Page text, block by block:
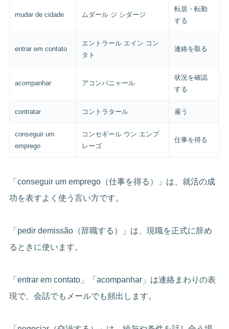
mudar de cidade ムダール ジ シダージ
転居・転勤
する
entrar em contato
エントラール エイン コン
タト
連絡を取る
acompanhar アコンパニャール
状況を確認
する
contratar コントラタール 雇う
conseguir um
emprego
コンセギール ウン エンプ
レーゴ
仕事を得る
「conseguir um emprego（仕事を得る）」は、就活の成
功を表すよく使う言い方です。
「pedir demissão（辞職する）」は、現職を正式に辞め
るときに使います。
「entrar em contato」「acompanhar」は連絡まわりの表
現で、会話でもメールでも頻出します。